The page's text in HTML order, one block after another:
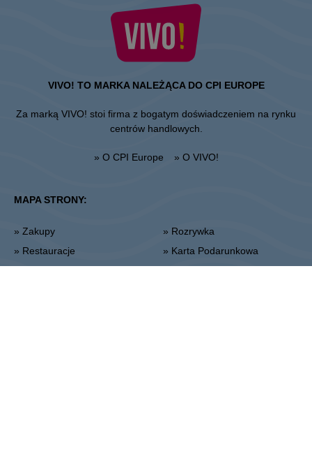
VIVO! TO MARKA NALEŻĄCA DO CPI EUROPE
Za marką VIVO! stoi firma z bogatym doświadczeniem na rynku
centrów handlowych.
» O CPI Europe » O VIVO!
MAPA STRONY:
» Zakupy
» Restauracje
» Rozrywka
» Karta Podarunkowa